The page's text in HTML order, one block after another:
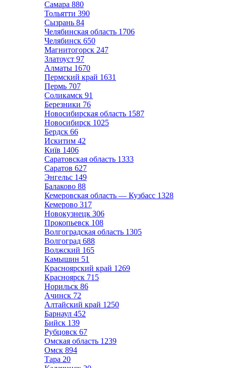
Самара 880
Тольятти 390
Сызрань 84
Челябинская область 1706
Челябинск 650
Магнитогорск 247
Златоуст 97
Алматы 1670
Пермский край 1631
Пермь 707
Соликамск 91
Березники 76
Новосибирская область 1587
Новосибирск 1025
Бердск 66
Искитим 42
Київ 1406
Саратовская область 1333
Саратов 627
Энгельс 149
Балаково 88
Кемеровская область — Кузбасс 1328
Кемерово 317
Новокузнецк 306
Прокопьевск 108
Волгоградская область 1305
Волгоград 688
Волжский 165
Камышин 51
Красноярский край 1269
Красноярск 715
Норильск 86
Ачинск 72
Алтайский край 1250
Барнаул 452
Бийск 139
Рубцовск 67
Омская область 1239
Омск 894
Тара 20